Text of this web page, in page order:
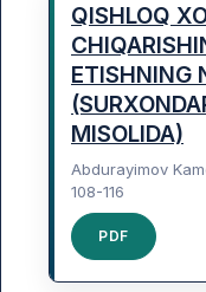
QISHLOQ
ETISHNING
MISOLIDA)
Abdurayimov
108-116
PDF